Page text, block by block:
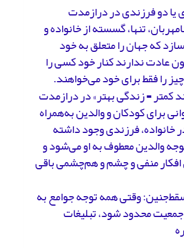
دو فرزندی در درازمدت
تنها، گسسته از خانواده و
که جهان را متعلق به خود
عادت ندارند کنار خود کسی را
را فقط برای خود می‌خواهند.
کمتر = زندگی بهتر» در درازمدت
برای کودکان و والدین به‌همراه
خانواده، فرزندی وجود داشته
والدین معطوف به او می‌شود و
منفی و چشم و هم‌چشمی باقی
وقتی همه توجه جوامع به
محدود شود، تبلیغات